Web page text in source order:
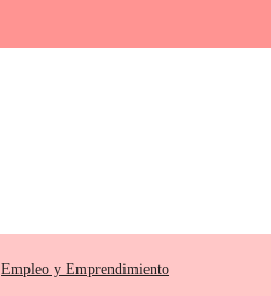
Empleo y Emprendimiento